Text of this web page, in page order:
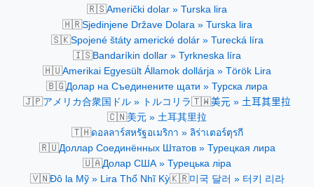
🇷🇸Američki dolar » Turska lira
🇭🇷Sjedinjene Države Dolara » Turska lira
🇸🇰Spojené štáty americké dolár » Turecká líra
🇮🇸Bandaríkin dollar » Tyrkneska líra
🇭🇺Amerikai Egyesült Államok dollárja » Török Lira
🇧🇬Долар на Съединените щати » Турска лира
🇯🇵アメリカ合衆国ドル » トルコリラ🇹🇼美元 » 土耳其里拉
🇨🇳美元 » 土耳其里拉
🇹🇭ดอลลาร์สหรัฐอเมริกา » ลิร่าเตอร์ตุรกี
🇷🇺Доллар Соединённых Штатов » Турецкая лира
🇺🇦Долар США » Турецька ліра
🇻🇳Đô la Mỹ » Lira Thổ Nhĩ Kỳ🇰🇷미국 달러 » 터키 리라